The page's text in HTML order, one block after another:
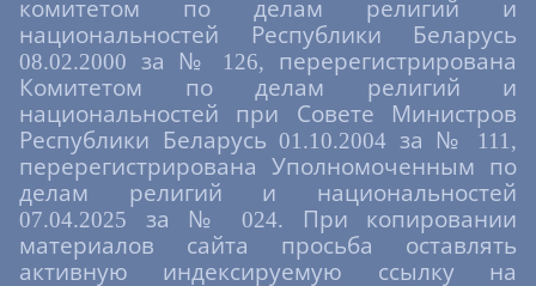
комитетом по делам религий и
национальностей Республики Беларусь
08.02.2000 за № 126, перерегистрирована
Комитетом по делам религий и
национальностей при Совете Министров
Республики Беларусь 01.10.2004 за № 111,
перерегистрирована Уполномоченным по
делам религий и национальностей
07.04.2025 за № 024. При копировании
материалов сайта просьба оставлять
активную индексируемую ссылку на